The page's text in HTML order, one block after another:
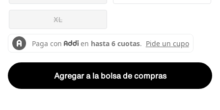
XL
Agregar a la bolsa de compras